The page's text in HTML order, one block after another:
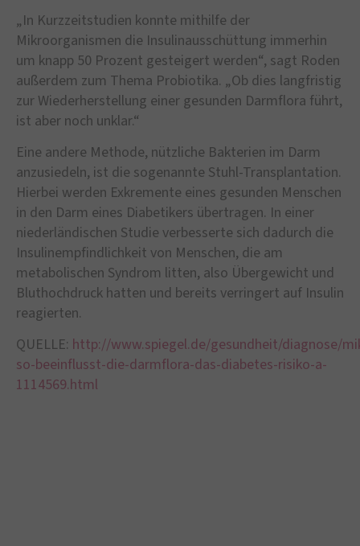
„In Kurzzeitstudien konnte mithilfe der
Mikroorganismen die Insulinausschüttung immerhin
um knapp 50 Prozent gesteigert werden“, sagt Roden
außerdem zum Thema Probiotika. „Ob dies langfristig
zur Wiederherstellung einer gesunden Darmflora führt,
ist aber noch unklar.“
Eine andere Methode, nützliche Bakterien im Darm
anzusiedeln, ist die sogenannte Stuhl-Transplantation.
Hierbei werden Exkremente eines gesunden Menschen
in den Darm eines Diabetikers übertragen. In einer
niederländischen Studie verbesserte sich dadurch die
Insulinempfindlichkeit von Menschen, die am
metabolischen Syndrom litten, also Übergewicht und
Bluthochdruck hatten und bereits verringert auf Insulin
reagierten.
QUELLE: http://www.spiegel.de/gesundheit/diagnose/
so-beeinflusst-die-darmflora-das-diabetes-risiko-a-
1114569.html